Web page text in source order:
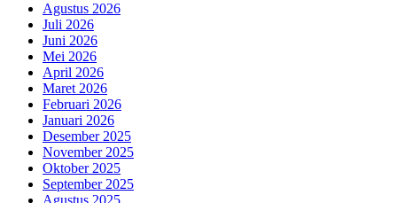
Agustus 2026
Juli 2026
Juni 2026
Mei 2026
April 2026
Maret 2026
Februari 2026
Januari 2026
Desember 2025
November 2025
Oktober 2025
September 2025